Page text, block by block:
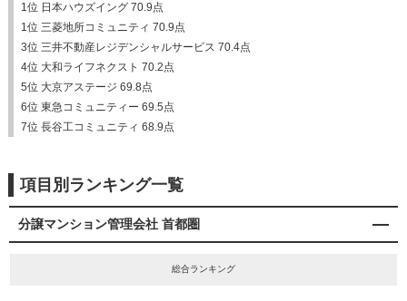
1位 日本ハウズイング 70.9点
1位 三菱地所コミュニティ 70.9点
3位 三井不動産レジデンシャルサービス 70.4点
4位 大和ライフネクスト 70.2点
5位 大京アステージ 69.8点
6位 東急コミュニティー 69.5点
7位 長谷工コミュニティ 68.9点
項目別ランキング一覧
分譲マンション管理会社 首都圏
総合ランキング